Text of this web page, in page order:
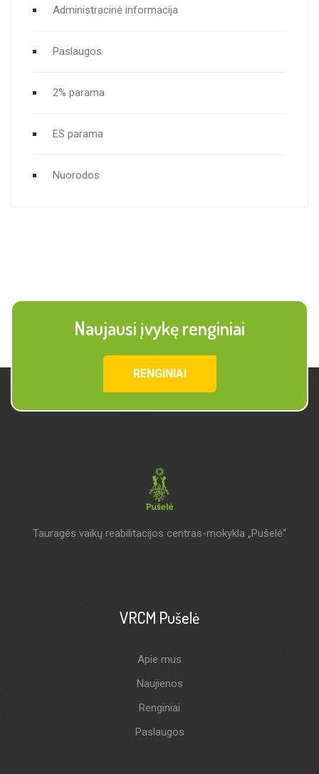
Administracinė informacija
Paslaugos
2% parama
ES parama
Nuorodos
Naujausi įvykę renginiai
RENGINIAI
Tauragės vaikų reabilitacijos centras-mokykla „Pušelė“
VRCM Pušelė
Apie mus
Naujienos
Renginiai
Paslaugos